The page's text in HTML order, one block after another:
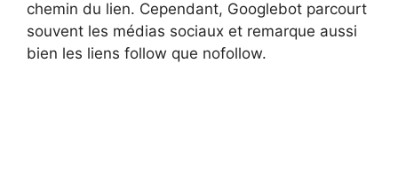
chemin du lien. Cependant, Googlebot parcourt
souvent les médias sociaux et remarque aussi
bien les liens follow que nofollow.